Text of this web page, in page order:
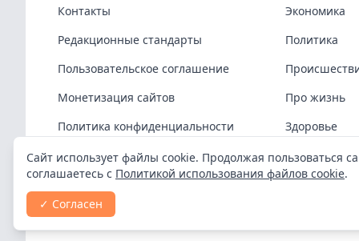
Контакты
Редакционные стандарты
Пользовательское соглашение
Монетизация сайтов
Политика конфиденциальности
Политика cookies
Экономика
Политика
Про жизнь
Здоровье
COVID-19
Спорт
Сайт использует файлы cookie. Продолжая пользоваться
соглашаетесь с Политикой использования файлов cookie.
✓ Согласен